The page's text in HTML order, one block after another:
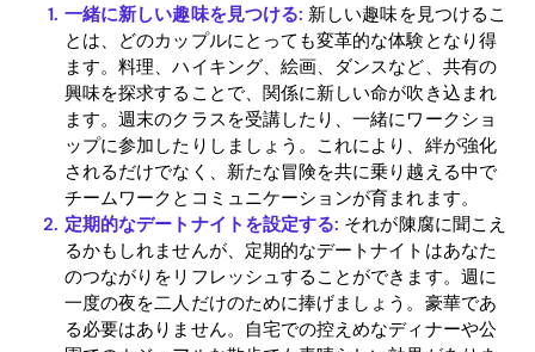
Home
Blog
一緒に新しい趣味を見つける: 新しい趣味を見つけるこ
とは、どのカップルにとっても変革的な体験となり得
ます。料理、ハイキング、絵画、ダンスなど、共有の
興味を探求することで、関係に新しい命が吹き込まれ
ます。週末のクラスを受講したり、一緒にワークショ
ップに参加したりしましょう。これにより、絆が強化
されるだけでなく、新たな冒険を共に乗り越える中で
チームワークとコミュニケーションが育まれます。
定期的なデートナイトを設定する: それが陳腐に聞こえ
るかもしれませんが、定期的なデートナイトはあなた
のつながりをリフレッシュすることができます。週に
一度の夜を二人だけのために捧げましょう。豪華であ
る必要はありません。自宅での控えめなディナーや公